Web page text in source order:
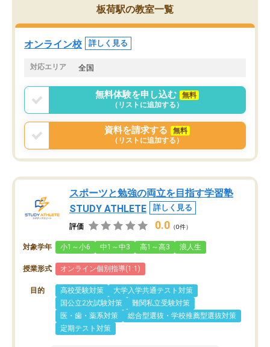
板荷駅の教室一覧
オンライン校 詳しく見る
対応エリア 全国
無料体験を申し込む
無料
（リストに追加する）
資料を請求する
無料
（リストに追加する）
スポーツと勉強の両立を目指す学習塾
STUDY ATHLETE
詳しく見る
評価 0.0 （0件）
対象学年 小1～小6 中1～中3 高1～高3 浪人生
授業形式 オンライン個別指導(1:1)
目的 高校受験対策
大学入学共通テスト対策
国公立2次試験対策
難関私立受験対策
医・歯・薬系対策
総合型選抜・学校推薦型選抜対策
定期テスト対策